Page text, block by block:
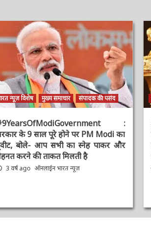
न्यूज़ विशेष मुख्य समाचार संपादक की पसंद
:
के 9 साल पूरे होने पर PM Modi
ट्वीट, बोले- आप सभी का स्नेह पाकर
मेहनत करने की ताकत मिलती है
3 वर्ष ago ऑनलाईन भारत न्यूज़